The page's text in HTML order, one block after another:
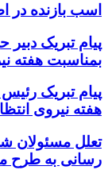
اسب بازنده
پیام تبریک
بمناسبت هفته
پیام تبریک
هفته نیروی
تعلل مسئولان
رسانی به طرح